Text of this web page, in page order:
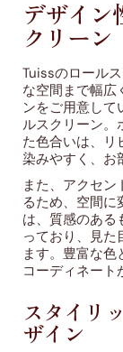
デザイン
クリーン
Tuissのロール
な空間まで幅広
ンをご用意して
ルスクリーン。
た色合いは、リ
染みやすく、お
また、アクセ
るため、空間
は、質感のある
っており、見た
ます。豊富な
コーディネート
スタイリ
ザイン